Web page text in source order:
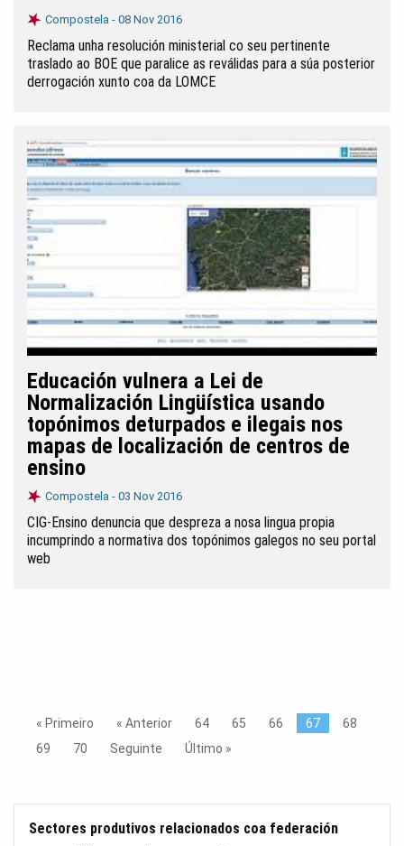
Compostela - 08 Nov 2016
Reclama unha resolución ministerial co seu pertinente
traslado ao BOE que paralice as reválidas para a súa posterior
derrogación xunto coa da LOMCE
Educación vulnera a Lei de
Normalización Lingüística usando
topónimos deturpados e ilegais nos
mapas de localización de centros de
ensino
Compostela - 03 Nov 2016
CIG-Ensino denuncia que despreza a nosa lingua propia
incumprindo a normativa dos topónimos galegos no seu portal
web
« Primeiro « Anterior 64 65 66 67
68
69
70 Seguinte Último »
Sectores produtivos relacionados coa federación